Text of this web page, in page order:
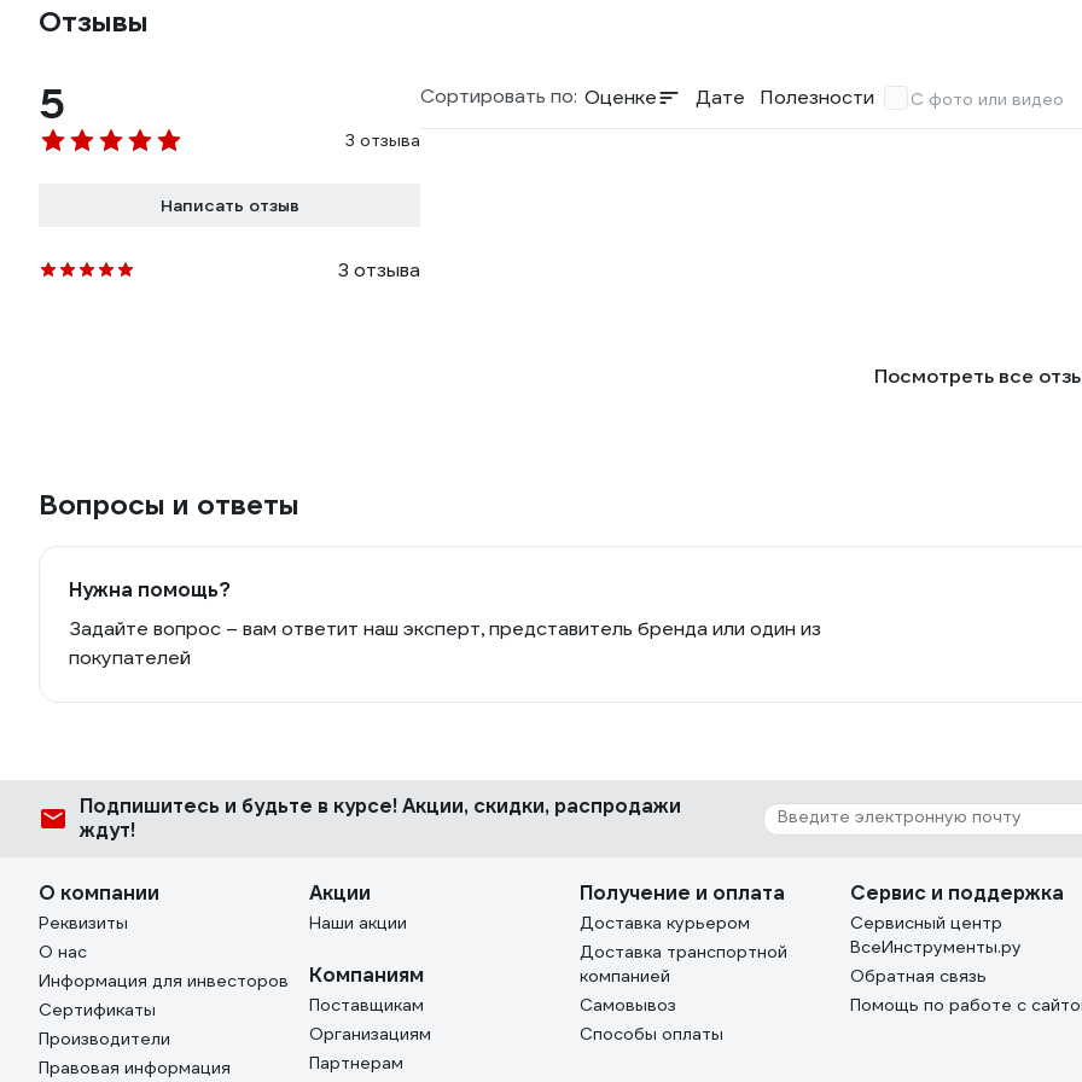
Отзывы
5
3 отзыва
Написать отзыв
3 отзыва
Сортировать по: Оценке Дате Полезности С фото или видео
Посмотреть все
Вопросы и ответы
Нужна помощь?
Задайте вопрос – вам ответит наш эксперт, представитель бренда или один из
покупателей
Подпишитесь и будьте в курсе! Акции, скидки, распродажи
ждут!
О компании
Реквизиты
О нас
Информация для инвесторов
Сертификаты
Производители
Правовая информация
Акции
Наши акции
Компаниям
Поставщикам
Организациям
Партнерам
Получение и оплата
Доставка курьером
Доставка транспортной
компанией
Самовывоз
Способы оплаты
Сервис и поддержка
Сервисный центр
ВсеИнструменты.ру
Обратная связь
Помощь по работе с